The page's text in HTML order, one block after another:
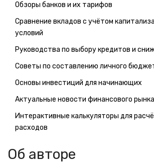
Обзоры банков и их тарифов
Сравнение вкладов с учётом
условий
Руководства по выбору кредитов и
Советы по составлению личного
Основы инвестиций для начинающих
Актуальные новости финансового рынка
Интерактивные калькуляторы для
расходов
Об авторе